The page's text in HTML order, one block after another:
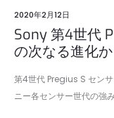
2020年2月12日
Sony 第4世代
の次なる進化か
第4世代 Pregius S セン
ニー各センサー世代の強